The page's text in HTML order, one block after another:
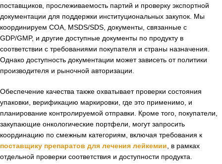
поставщиков, прослеживаемость партий и проверку экспортной
документации для поддержки институциональных закупок. Мы
координируем COA, MSDS/SDS, документы, связанные с
GDP/GMP, и другие доступные документы по продукту в
соответствии с требованиями покупателя и страны назначения.
Однако доступность документации может зависеть от политики
производителя и рыночной авторизации.
Обеспечение качества также охватывает проверки состояния
упаковки, верификацию маркировки, где это применимо, и
планирование контролируемой отправки. Кроме того, покупатели,
закупающие онкологические портфели, могут запросить
координацию по смежным категориям, включая требования к
поставщику препаратов для лечения лейкемии , в рамках
отдельной проверки соответствия и доступности продукта.